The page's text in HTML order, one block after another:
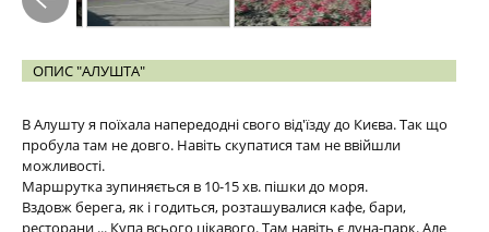
ОПИС "АЛУШТА"
В Алушту я поїхала напередодні свого від'їзду до Києва. Так що
пробула там не довго. Навіть скупатися там не ввійшли
можливості.
Маршрутка зупиняється в 10-15 хв. пішки до моря.
Вздовж берега, як і годиться, розташувалися кафе, бари,
ресторани ... Купа всього цікавого. Там навіть є луна-парк. Але